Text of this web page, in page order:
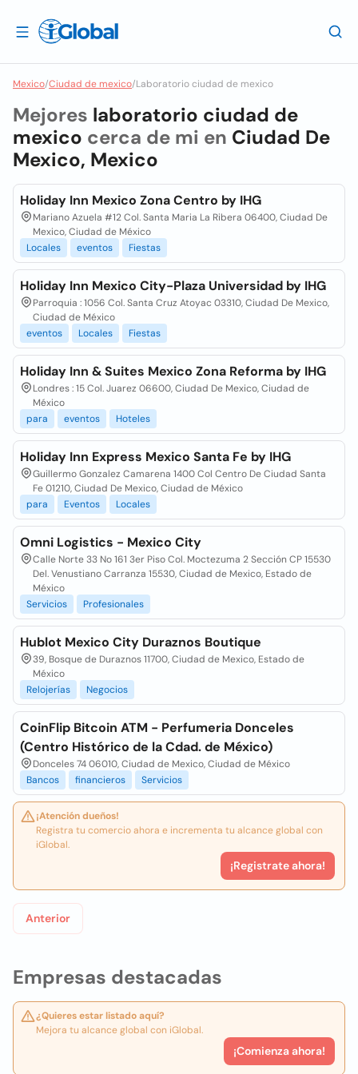
Mexico/Ciudad de mexico/Laboratorio ciudad de mexico
Empresas destacadas
¿Quieres estar listado aquí?
Mejora tu alcance global con iGlobal.
¡Comienza ahora!
Mejores laboratorio ciudad de
mexico cerca de mi en Ciudad De
Mexico, Mexico
Holiday Inn Mexico Zona Centro by IHG
Mariano Azuela #12 Col. Santa Maria La Ribera 06400, Ciudad De
Mexico, Ciudad de México
Locales
eventos Fiestas
Holiday Inn Mexico City-Plaza Universidad by IHG
Parroquia : 1056 Col. Santa Cruz Atoyac 03310, Ciudad De Mexico,
Ciudad de México
eventos
Locales Fiestas
Holiday Inn & Suites Mexico Zona Reforma by IHG
Londres : 15 Col. Juarez 06600, Ciudad De Mexico, Ciudad de
México
para
eventos Hoteles
Holiday Inn Express Mexico Santa Fe by IHG
Guillermo Gonzalez Camarena 1400 Col Centro De Ciudad Santa
Fe 01210, Ciudad De Mexico, Ciudad de México
para
Eventos Locales
Omni Logistics - Mexico City
Calle Norte 33 No 161 3er Piso Col. Moctezuma 2 Sección CP 15530
Del. Venustiano Carranza 15530, Ciudad de Mexico, Estado de
México
Servicios
Profesionales
Hublot Mexico City Duraznos Boutique
39, Bosque de Duraznos 11700, Ciudad de Mexico, Estado de
México
Relojerías
Negocios
CoinFlip Bitcoin ATM - Perfumeria Donceles
(Centro Histórico de la Cdad. de México)
Donceles 74 06010, Ciudad de Mexico, Ciudad de México
Bancos
financieros Servicios
¡Atención dueños!
Registra tu comercio ahora e incrementa tu alcance global con
iGlobal.
¡Registrate ahora!
Anterior